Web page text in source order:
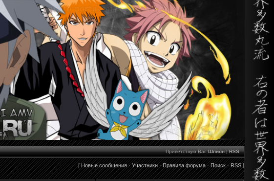
Приветствую Вас Шпион|RSS
[Новые сообщения·Участники·Правила форума·Поиск·RSS]